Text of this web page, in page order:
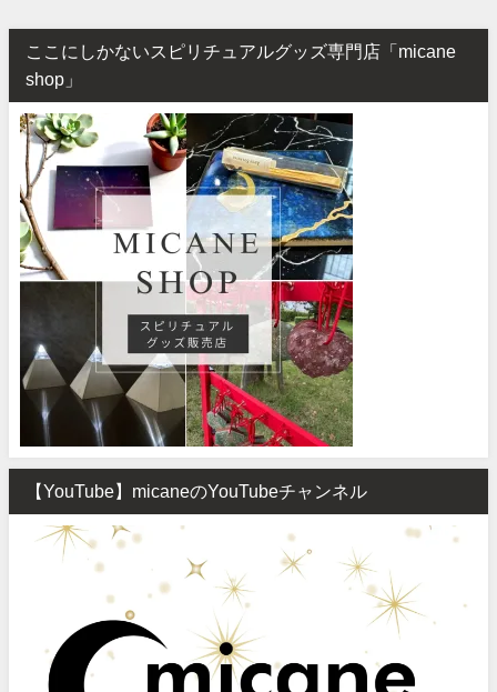
ここにしかないスピリチュアルグッズ専門店「micane
shop」
【YouTube】micaneのYouTubeチャンネル